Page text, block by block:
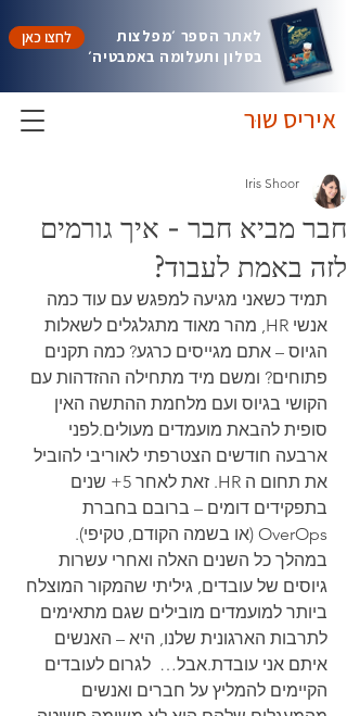
איריס שוּר
לחצו כאן
לאתר הספר ׳מפלצות
בסלון ותעלומה באמבטיה׳
חבר מביא חבר - איך גורמים
לזה באמת לעבוד?
Iris Shoor
תמיד כשאני מגיעה למפגש עם עוד כמה
אנשי HR, מהר מאוד מתגלגלים לשאלות
הגיוס – אתם מגייסים כרגע? כמה תקנים
פתוחים? ומשם מיד מתחילה ההזדהות עם
הקושי בגיוס ועם מלחמת ההתשה האין
סופית להבאת מועמדים מעולים.לפני
ארבעה חודשים הצטרפתי לאוריבי להוביל
את תחום ה HR. זאת לאחר 5+ שנים
בתפקידים דומים – ברובם בחברת
OverOps (או בשמה הקודם, טקיפי).
במהלך כל השנים האלה ואחרי עשרות
גיוסים של עובדים, גיליתי שהמקור המוצלח
ביותר למועמדים מובילים שגם מתאימים
לתרבות הארגונית שלנו, היא – האנשים
איתם אני עובדת.אבל…  לגרום לעובדים
הקיימים להמליץ על חברים ואנשים